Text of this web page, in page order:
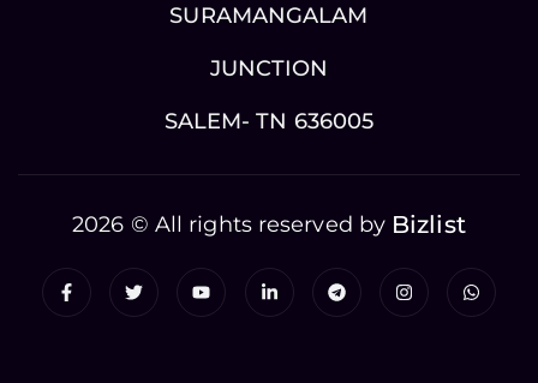
SURAMANGALAM
JUNCTION
SALEM- TN 636005
2026 © All rights reserved by Bizlist